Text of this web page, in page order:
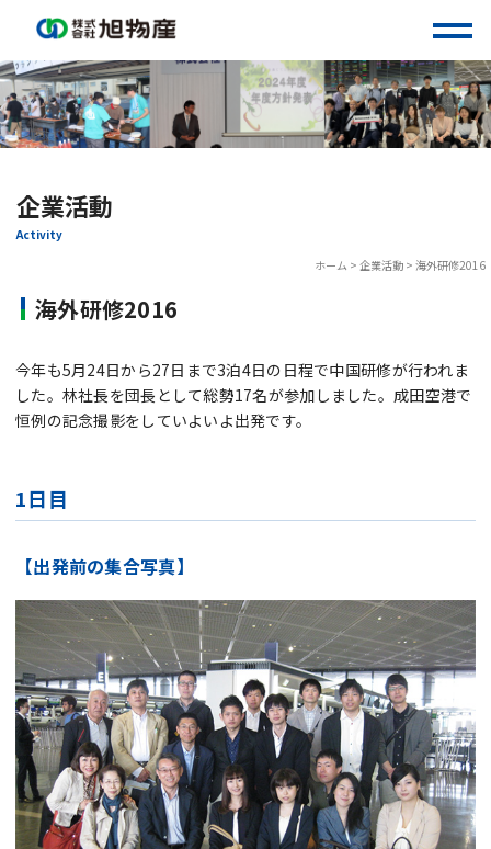
Skip
to
content
企業活動
Activity
ホーム > 企業活動 > 海外研修2016
海外研修2016
今年も5月24日から27日まで3泊4日の日程で中国研修が行われま
した。林社長を団長として総勢17名が参加しました。成田空港で
恒例の記念撮影をしていよいよ出発です。
1日目
【出発前の集合写真】